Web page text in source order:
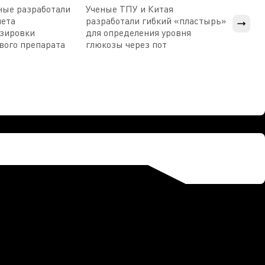
разработали
препарата
Ученые ТПУ и Китая
разработали гибкий «пластырь»
для определения уровня
глюкозы через пот